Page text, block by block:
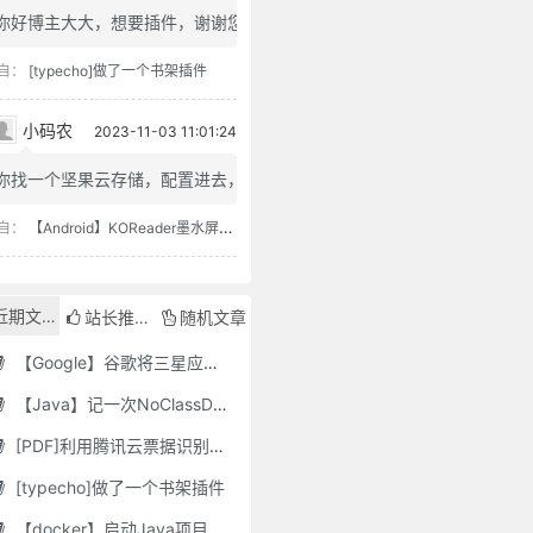
好博主大大，想要插件，谢谢您
： [typecho]做了一个书架插件
小码农 2023-11-03 11:01:24
找一个坚果云存储，配置进去，...
： 【Android】KOReader墨水屏用阅读器
期文章 站长推荐 随机文章
【Google】谷歌将三星应用程序标记为“有害”，并要求用户删除它们
【Java】记一次NoClassDefFoundError错误修复
[PDF]利用腾讯云票据识别接口自动修改PDF文件名
[typecho]做了一个书架插件